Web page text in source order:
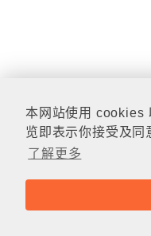
本网站使用 cookies
览即表示你接受及
了解更多